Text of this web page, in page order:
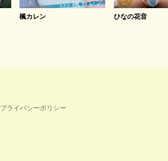
楓カレン ひなの花音
プライバシーポリシー